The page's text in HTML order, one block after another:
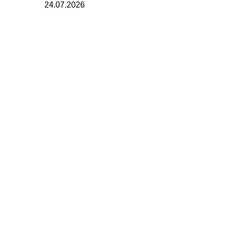
24.07.2026